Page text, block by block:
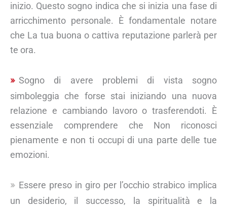
inizio. Questo sogno indica che si inizia una fase di
arricchimento personale. È fondamentale notare
che La tua buona o cattiva reputazione parlerà per
te ora.
Sogno di avere problemi di vista sogno
simboleggia che forse stai iniziando una nuova
relazione e cambiando lavoro o trasferendoti. È
essenziale comprendere che Non riconosci
pienamente e non ti occupi di una parte delle tue
emozioni.
Essere preso in giro per l’occhio strabico implica
un desiderio, il successo, la spiritualità e la